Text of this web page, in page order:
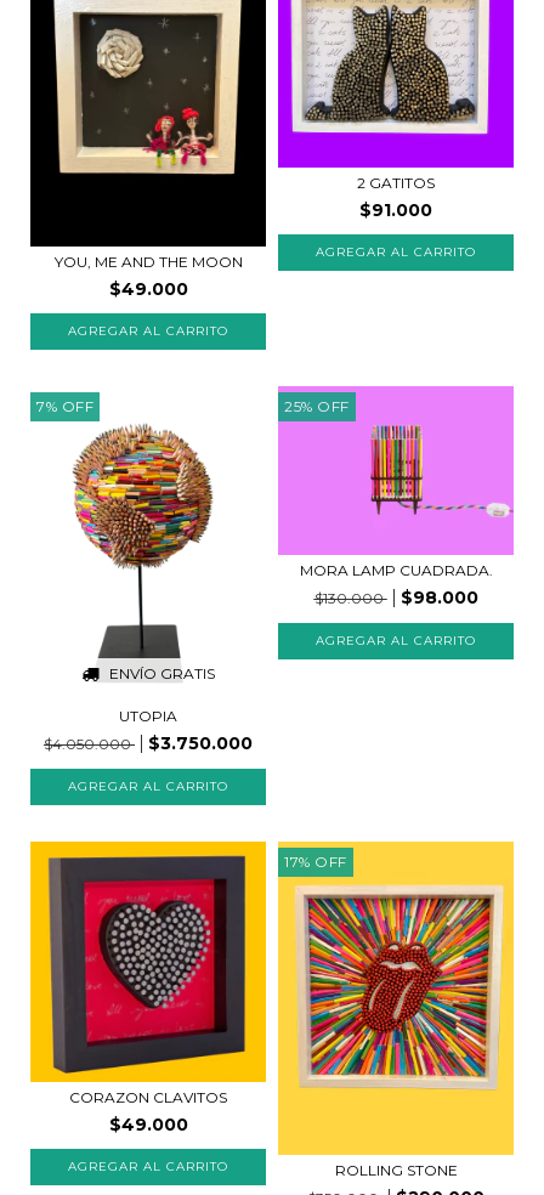
YOU, ME AND THE MOON
$49.000
2 GATITOS
$91.000
7% OFF
ENVÍO GRATIS
UTOPIA
$4.050.000
$3.750.000
25% OFF
MORA LAMP CUADRADA.
$130.000
$98.000
CORAZON CLAVITOS
$49.000
AGREGAR AL CARRITO
17% OFF
ROLLING STONE